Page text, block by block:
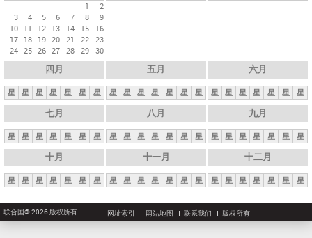
1
2
3
4 5 6 7 8
9
10 11 12 13 14 15
16
17 18 19 20 21 22 23
24 25 26 27 28 29 30
四月
星 星 星 星 星 星 星
五月
星 星 星 星 星 星 星
六月
星 星 星 星 星 星 星
七月
星 星 星 星 星 星 星
八月
星 星 星 星 星 星 星
九月
星 星 星 星 星 星 星
十月
星 星 星 星 星 星 星
十一月
星 星 星 星 星 星 星
十二月
星 星 星 星 星 星 星
联合国© 2026 版权所有 网址索引 网站地图 联系我们 版权所有